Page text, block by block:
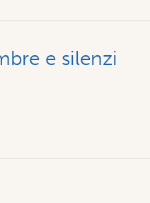
e silenzi